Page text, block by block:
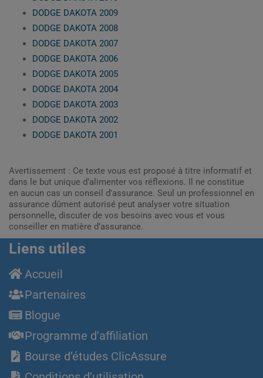
DODGE DAKOTA 2009
DODGE DAKOTA 2008
DODGE DAKOTA 2007
DODGE DAKOTA 2006
DODGE DAKOTA 2005
DODGE DAKOTA 2004
DODGE DAKOTA 2003
DODGE DAKOTA 2002
DODGE DAKOTA 2001
Avertissement : Ce texte vous est proposé à titre informatif et
dans le but unique d’alimenter vos réflexions. Il ne constitue
en aucun cas un conseil d'assurance. Seul un professionnel en
assurance dûment autorisé peut analyser votre situation
personnelle, discuter de vos besoins avec vous et vous
conseiller en matière d’assurance.
Liens utiles
Accueil
Partenaires
Blogue
Programme d'affiliation
Bourse d’études ClicAssure